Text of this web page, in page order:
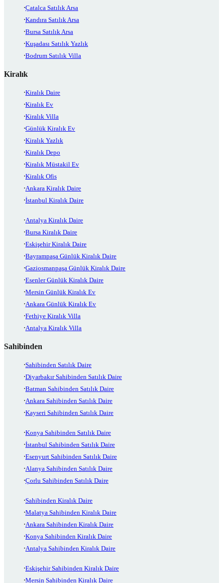
Çatalca Satılık Arsa
Kandıra Satılık Arsa
Bursa Satılık Arsa
Kuşadası Satılık Yazlık
Bodrum Satılık Villa
Kiralık
Kiralık Daire
Kiralık Ev
Kiralık Villa
Günlük Kiralık Ev
Kiralık Yazlık
Kiralık Depo
Kiralık Müstakil Ev
Kiralık Ofis
Ankara Kiralık Daire
İstanbul Kiralık Daire
Antalya Kiralık Daire
Bursa Kiralık Daire
Eskişehir Kiralık Daire
Bayrampaşa Günlük Kiralık Daire
Gaziosmanpaşa Günlük Kiralık Daire
Esenler Günlük Kiralık Daire
Mersin Günlük Kiralık Ev
Ankara Günlük Kiralık Ev
Fethiye Kiralık Villa
Antalya Kiralık Villa
Sahibinden
Sahibinden Satılık Daire
Diyarbakır Sahibinden Satılık Daire
Batman Sahibinden Satılık Daire
Ankara Sahibinden Satılık Daire
Kayseri Sahibinden Satılık Daire
Konya Sahibinden Satılık Daire
İstanbul Sahibinden Satılık Daire
Esenyurt Sahibinden Satılık Daire
Alanya Sahibinden Satılık Daire
Çorlu Sahibinden Satılık Daire
Sahibinden Kiralık Daire
Malatya Sahibinden Kiralık Daire
Ankara Sahibinden Kiralık Daire
Konya Sahibinden Kiralık Daire
Antalya Sahibinden Kiralık Daire
Eskişehir Sahibinden Kiralık Daire
Mersin Sahibinden Kiralık Daire